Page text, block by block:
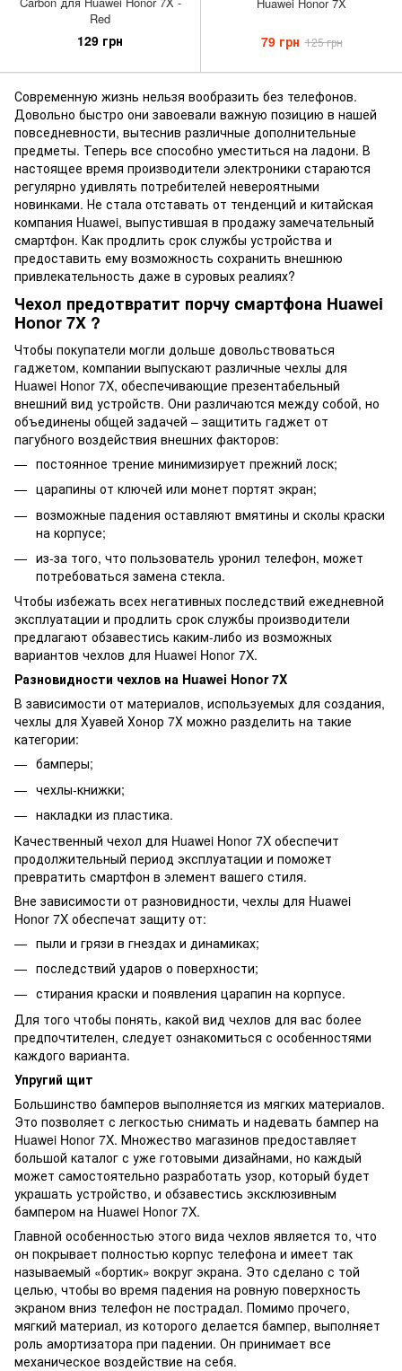
Red
129 грн 79 грн 125 грн
Современную жизнь нельзя вообразить без телефонов.
Довольно быстро они завоевали важную позицию в нашей
повседневности, вытеснив различные дополнительные
предметы. Теперь все способно уместиться на ладони. В
настоящее время производители электроники стараются
регулярно удивлять потребителей невероятными
новинками. Не стала отставать от тенденций и китайская
компания Huawei, выпустившая в продажу замечательный
смартфон. Как продлить срок службы устройства и
предоставить ему возможность сохранить внешнюю
привлекательность даже в суровых реалиях?
Чехол предотвратит порчу смартфона Huawei
Honor 7X ?
Чтобы покупатели могли дольше довольствоваться
гаджетом, компании выпускают различные чехлы для
Huawei Honor 7X, обеспечивающие презентабельный
внешний вид устройств. Они различаются между собой, но
объединены общей задачей – защитить гаджет от
пагубного воздействия внешних факторов:
постоянное трение минимизирует прежний лоск;
царапины от ключей или монет портят экран;
возможные падения оставляют вмятины и сколы краски
на корпусе;
из-за того, что пользователь уронил телефон, может
потребоваться замена стекла.
Чтобы избежать всех негативных последствий ежедневной
эксплуатации и продлить срок службы производители
предлагают обзавестись каким-либо из возможных
вариантов чехлов для Huawei Honor 7X.
Разновидности чехлов на Huawei Honor 7X
В зависимости от материалов, используемых для создания,
чехлы для Хуавей Хонор 7Х можно разделить на такие
категории:
бамперы;
чехлы-книжки;
накладки из пластика.
Качественный чехол для Huawei Honor 7X обеспечит
продолжительный период эксплуатации и поможет
превратить смартфон в элемент вашего стиля.
Вне зависимости от разновидности, чехлы для Huawei
Honor 7X обеспечат защиту от:
пыли и грязи в гнездах и динамиках;
последствий ударов о поверхности;
стирания краски и появления царапин на корпусе.
Для того чтобы понять, какой вид чехлов для вас более
предпочтителен, следует ознакомиться с особенностями
каждого варианта.
Упругий щит
Большинство бамперов выполняется из мягких материалов.
Это позволяет с легкостью снимать и надевать бампер на
Huawei Honor 7X. Множество магазинов предоставляет
большой каталог с уже готовыми дизайнами, но каждый
может самостоятельно разработать узор, который будет
украшать устройство, и обзавестись эксклюзивным
бампером на Huawei Honor 7X.
Главной особенностью этого вида чехлов является то, что
он покрывает полностью корпус телефона и имеет так
называемый «бортик» вокруг экрана. Это сделано с той
целью, чтобы во время падения на ровную поверхность
экраном вниз телефон не пострадал. Помимо прочего,
мягкий материал, из которого делается бампер, выполняет
роль амортизатора при падении. Он принимает все
механическое воздействие на себя.